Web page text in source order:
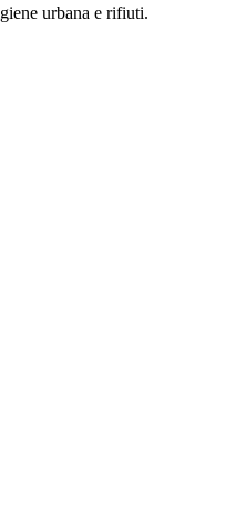
urbana e rifiuti.